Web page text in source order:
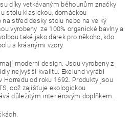
díky vetkávaným běhounům značky
stolu klasickou, domáckou
střed desky stolu nebo na velký
vyrobeny ze 100% organické bavlny a
také jako dárek pro někoho, kdo
s krásnými vzory.
moderní design. Jsou vyrobeny z
nejvyšší kvalitu. Ekelund vyrábí
Horredu od roku 1692. Produkty jsou
což zajišťuje ekologickou
důležitým interiérovým doplňkem.